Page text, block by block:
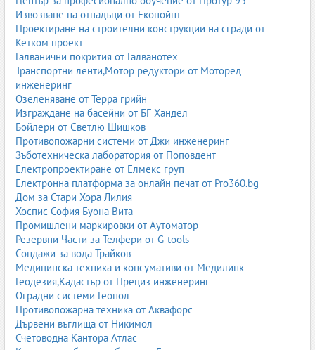
Извозване на отпадъци от Екопойнт
Проектиране на строителни конструкции на сгради от
Кетком проект
Галванични покрития от Галванотех
Транспортни ленти,Мотор редуктори от Моторед
инженеринг
Озеленяване от Терра грийн
Изграждане на басейни от БГ Хандел
Бойлери от Светлю Шишков
Противопожарни системи от Джи инженеринг
Зъботехническа лаборатория от Поповдент
Електропроектиране от Елмекс груп
Електронна платформа за онлайн печат от Pro360.bg
Дом за Стари Хора Лилия
Хоспис София Буона Вита
Промишлени маркировки от Аутоматор
Резервни Части за Телфери от G-tools
Сондажи за вода Трайков
Медицинска техника и консумативи от Медилинк
Геодезия,Кадастър от Прециз инженеринг
Оградни системи Геопол
Противопожарна техника от Аквафорс
Дървени въглища от Никимол
Счетоводна Кантора Атлас